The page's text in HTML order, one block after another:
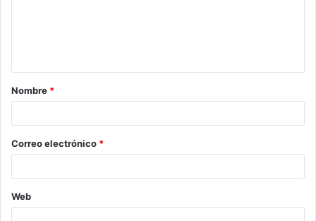
Nombre *
Correo electrónico *
Web